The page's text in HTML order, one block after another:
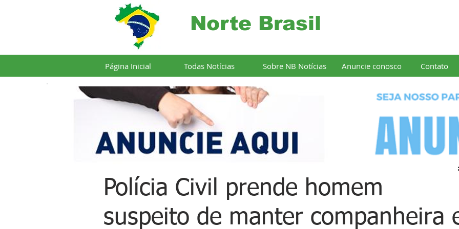
Norte Brasil
Página Inicial Todas Notícias Sobre NB Notícias Anuncie conosco Contato
Polícia Civil prende homem
suspeito de manter companheira